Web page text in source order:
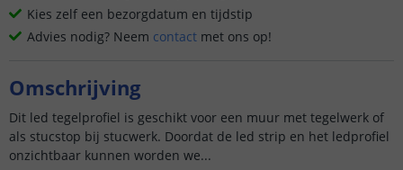
Kies zelf een bezorgdatum en tijdstip
Advies nodig? Neem contact met ons op!
Omschrijving
Dit led tegelprofiel is geschikt voor een muur met tegelwerk of
als stucstop bij stucwerk. Doordat de led strip en het ledprofiel
onzichtbaar kunnen worden we...